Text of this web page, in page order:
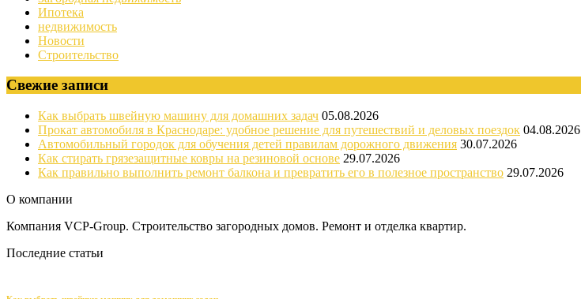
Ипотека
недвижимость
Новости
Строительство
Свежие записи
Как выбрать швейную машину для домашних задач 05.08.2026
Прокат автомобиля в Краснодаре: удобное решение для путешествий и деловых поездок 04.08.2026
Автомобильный городок для обучения детей правилам дорожного движения 30.07.2026
Как стирать грязезащитные ковры на резиновой основе 29.07.2026
Как правильно выполнить ремонт балкона и превратить его в полезное пространство 29.07.2026
О компании
Компания VCP-Group. Строительство загородных домов. Ремонт и отделка квартир.
Последние статьи